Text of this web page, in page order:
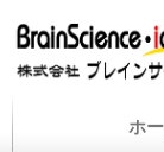
ホ